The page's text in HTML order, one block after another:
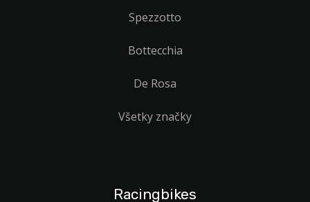
Spezzotto
Bottecchia
De Rosa
Všetky značky
Racingbikes